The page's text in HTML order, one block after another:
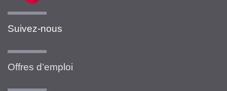
Suivez-nous
Offres d’emploi